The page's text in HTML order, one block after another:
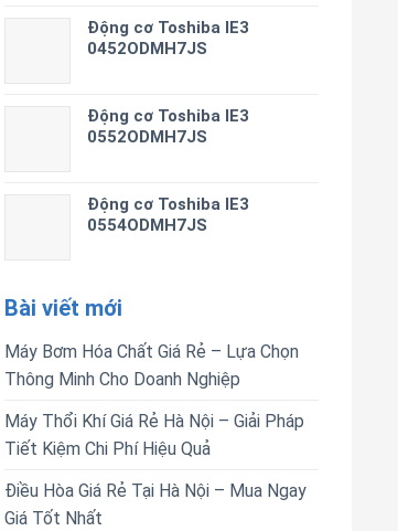
Động cơ Toshiba IE3
0452ODMH7JS
Động cơ Toshiba IE3
0552ODMH7JS
Động cơ Toshiba IE3
0554ODMH7JS
Bài viết mới
Máy Bơm Hóa Chất Giá Rẻ – Lựa Chọn
Thông Minh Cho Doanh Nghiệp
Máy Thổi Khí Giá Rẻ Hà Nội – Giải Pháp
Tiết Kiệm Chi Phí Hiệu Quả
Điều Hòa Giá Rẻ Tại Hà Nội – Mua Ngay
Giá Tốt Nhất